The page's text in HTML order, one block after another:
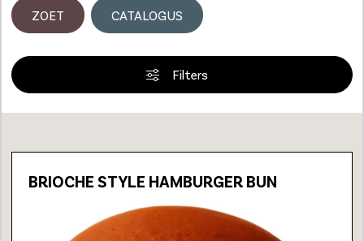
ZOET CATALOGUS
Filters
BRIOCHE STYLE HAMBURGER BUN